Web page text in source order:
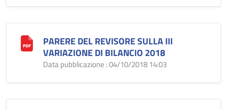
PARERE DEL REVISORE SULLA III
VARIAZIONE DI BILANCIO 2018
Data pubblicazione : 04/10/2018 14:03